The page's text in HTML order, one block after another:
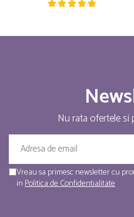
Nu rata ofertele
Vreau sa primesc newsletter cu
inPolitica de Confidentialitate